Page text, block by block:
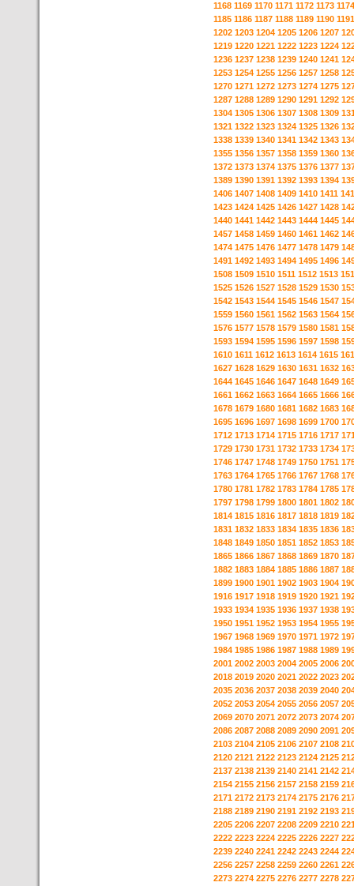
1168 1169 1170 1171 1172 1173 1174
1185 1186 1187 1188 1189 1190 1191
1202 1203 1204 1205 1206 1207
1219 1220 1221 1222 1223 1224
1236 1237 1238 1239 1240 1241
1253 1254 1255 1256 1257 1258
1270 1271 1272 1273 1274 1275
1287 1288 1289 1290 1291 1292
1304 1305 1306 1307 1308 1309
1321 1322 1323 1324 1325 1326
1338 1339 1340 1341 1342 1343
1355 1356 1357 1358 1359 1360
1372 1373 1374 1375 1376 1377
1389 1390 1391 1392 1393 1394
1406 1407 1408 1409 1410 1411
1423 1424 1425 1426 1427 1428
1440 1441 1442 1443 1444 1445
1457 1458 1459 1460 1461 1462
1474 1475 1476 1477 1478 1479
1491 1492 1493 1494 1495 1496
1508 1509 1510 1511 1512 1513
1525 1526 1527 1528 1529 1530
1542 1543 1544 1545 1546 1547
1559 1560 1561 1562 1563 1564
1576 1577 1578 1579 1580 1581
1593 1594 1595 1596 1597 1598
1610 1611 1612 1613 1614 1615
1627 1628 1629 1630 1631 1632
1644 1645 1646 1647 1648 1649
1661 1662 1663 1664 1665 1666
1678 1679 1680 1681 1682 1683
1695 1696 1697 1698 1699 1700
1712 1713 1714 1715 1716 1717
1729 1730 1731 1732 1733 1734
1746 1747 1748 1749 1750 1751
1763 1764 1765 1766 1767 1768
1780 1781 1782 1783 1784 1785
1797 1798 1799 1800 1801 1802
1814 1815 1816 1817 1818 1819
1831 1832 1833 1834 1835 1836
1848 1849 1850 1851 1852 1853
1865 1866 1867 1868 1869 1870
1882 1883 1884 1885 1886 1887
1899 1900 1901 1902 1903 1904
1916 1917 1918 1919 1920 1921
1933 1934 1935 1936 1937 1938
1950 1951 1952 1953 1954 1955
1967 1968 1969 1970 1971 1972
1984 1985 1986 1987 1988 1989
2001 2002 2003 2004 2005 2006
2018 2019 2020 2021 2022 2023
2035 2036 2037 2038 2039 2040
2052 2053 2054 2055 2056 2057
2069 2070 2071 2072 2073 2074
2086 2087 2088 2089 2090 2091
2103 2104 2105 2106 2107 2108
2120 2121 2122 2123 2124 2125
2137 2138 2139 2140 2141 2142
2154 2155 2156 2157 2158 2159
2171 2172 2173 2174 2175 2176
2188 2189 2190 2191 2192 2193
2205 2206 2207 2208 2209 2210
2222 2223 2224 2225 2226 2227
2239 2240 2241 2242 2243 2244
2256 2257 2258 2259 2260 2261
2273 2274 2275 2276 2277 2278